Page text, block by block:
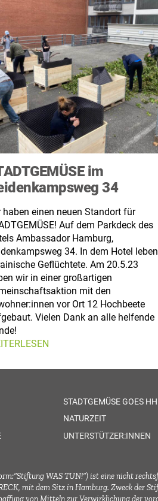
im
34
haben einen neuen Standort für
Auf dem Parkdeck des
Ambassador Hamburg,
34. In dem Hotel leben
Geflüchtete. Am 20.5.23
wir in einer großartigen
mit den
vor Ort 12 Hochbeete
Vielen Dank an alle helfende
STADTGEMÜSE GOES HH
NATURZEIT
UNTERSTÜTZER:INNEN
WAS TUN!“) ist eine nicht
mit dem Sitz in Hamburg. Zweck der
von Mitteln zur Verwirklichung der